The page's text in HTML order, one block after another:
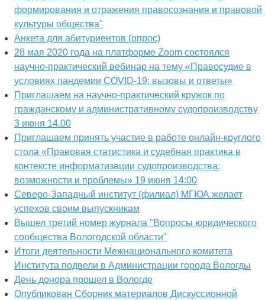
формирования и отражения правосознания и правовой
культуры общества"
Анкета для абитуриентов (опрос)
28 мая 2020 года на платформе Zoom состоялся
научно-практический вебинар на тему «Правосудие в
условиях пандемии COVID-19: вызовы и ответы»
Приглашаем на научно-практический кружок по
гражданскому и административному судопроизводству
3 июня 14.00
Приглашаем принять участие в работе онлайн-круглого
стола «Правовая статистика и судебная практика в
контексте информатизации судопроизводства:
возможности и проблемы» 19 июня 14:00
Северо-Западный институт (филиал) МГЮА желает
успехов своим выпускникам
Вышел третий номер журнала "Вопросы юридического
сообщества Вологодской области"
Итоги деятельности Межнационального комитета
Института подвели в Администрации города Вологды
День донора прошел в Вологде
Опубликован Сборник материалов Дискуссионной